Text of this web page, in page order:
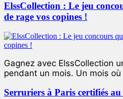
ElssCollection : Le jeu
de rage vos copines !
Gagnez avec ElssCollection
pendant un mois. Un mois
Serruriers à Paris certifiés